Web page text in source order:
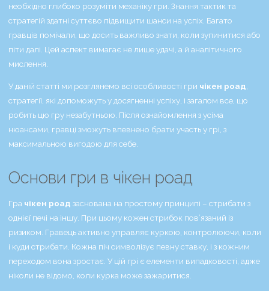
необхідно глибоко розуміти механіку гри. Знання тактик та
стратегій здатні суттєво підвищити шанси на успіх. Багато
гравців помічали, що досить важливо знати, коли зупинитися або
піти далі. Цей аспект вимагає не лише удачі, а й аналітичного
мислення.
У даній статті ми розглянемо всі особливості гри чікен роад,
стратегії, які допоможуть у досягненні успіху, і загалом все, що
робить цю гру незабутньою. Після ознайомлення з усіма
нюансами, гравці зможуть впевнено брати участь у грі, з
максимальною вигодою для себе.
Основи гри в чікен роад
Гра чікен роад заснована на простому принципі – стрибати з
однієї печі на іншу. При цьому кожен стрибок пов’язаний із
ризиком. Гравець активно управляє куркою, контролюючи, коли
і куди стрибати. Кожна піч символізує певну ставку, і з кожним
переходом вона зростає. У цій грі є елементи випадковості, адже
ніколи не відомо, коли курка може зажаритися.